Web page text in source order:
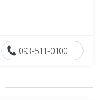
093-511-0100